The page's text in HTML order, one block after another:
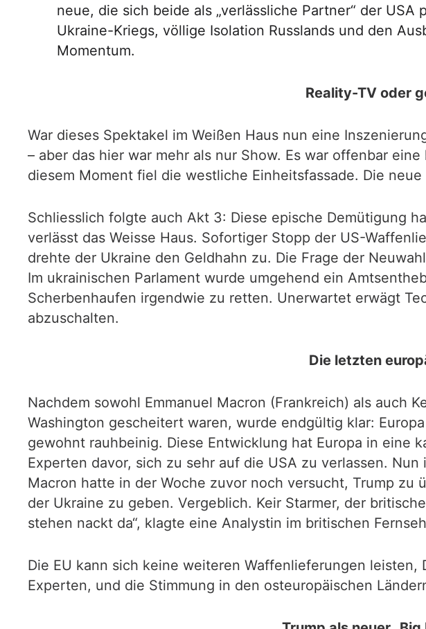
neue, die sich beide als „verlässliche Partner“ der
Ukraine-Kriegs, völlige Isolation Russlands und den
Momentum.
Reality-TV oder
War dieses Spektakel im Weißen Haus nun eine
– aber das hier war mehr als nur Show. Es war offenbar
diesem Moment fiel die westliche Einheitsfassade. Die neue
Schliesslich folgte auch Akt 3: Diese epische Demütigung
verlässt das Weisse Haus. Sofortiger Stopp der US-
drehte der Ukraine den Geldhahn zu. Die Frage der
Im ukrainischen Parlament wurde umgehend ein
Scherbenhaufen irgendwie zu retten. Unerwartet erwägt
abzuschalten.
Die letzten
Nachdem sowohl Emmanuel Macron (Frankreich) als auch
Washington gescheitert waren, wurde endgültig klar:
gewohnt rauhbeinig. Diese Entwicklung hat Europa in eine
Experten davor, sich zu sehr auf die USA zu verlassen.
Macron hatte in der Woche zuvor noch versucht, Trump
der Ukraine zu geben. Vergeblich. Keir Starmer, der
stehen nackt da“, klagte eine Analystin im britischen
Die EU kann sich keine weiteren Waffenlieferungen
Experten, und die Stimmung in den osteuropäischen